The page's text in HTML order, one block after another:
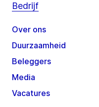
Bedrijf
Over ons
Duurzaamheid
Beleggers
Media
Vacatures